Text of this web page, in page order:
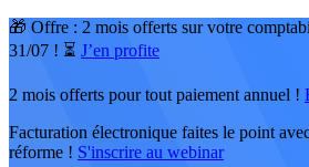
🎁 Offre : 2 mois offerts sur votre
31/07 ! ⏳ J’en profite
2 mois offerts pour tout paiement annuel !
Facturation électronique faites le point
réforme ! S'inscrire au webinar